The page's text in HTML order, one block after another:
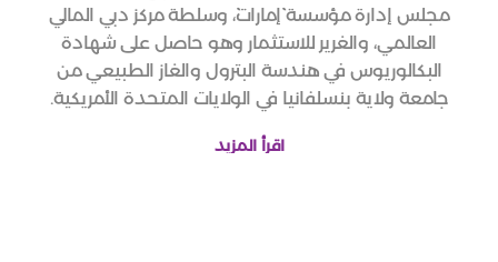
مجلس إدارة مؤسسة ``إمارات``، وسلطة مركز دبي المالي
العالمي، والغرير للاستثمار وهو حاصل على شهادة
البكالوريوس في هندسة البترول والغاز الطبيعي من
جامعة ولاية بنسلفانيا في الولايات المتحدة الأمريكية.
اقرأ المزيد